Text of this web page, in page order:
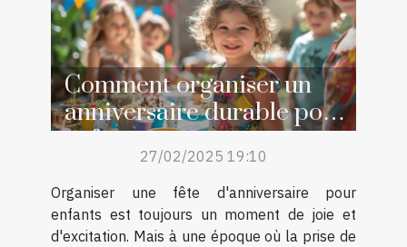
Comment organiser un
anniversaire durable pour
enfants
27/02/2025 19:10
Organiser une fête d'anniversaire pour
enfants est toujours un moment de joie et
d'excitation. Mais à une époque où la prise de